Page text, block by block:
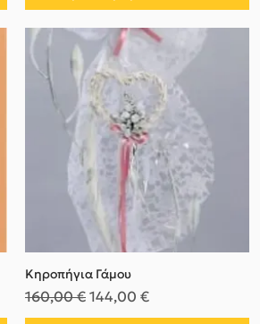
Κηροπήγια Γάμου
Κανονική τιμή
160,00 € Τιμή Έκπτωσης
144,00 €